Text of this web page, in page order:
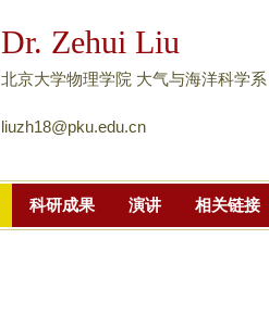
到
主
要
Dr. Zehui Liu
北京大学物理学院 大气与海洋科学
liuzh18@pku.edu.cn
科研成果 演讲 相关链接